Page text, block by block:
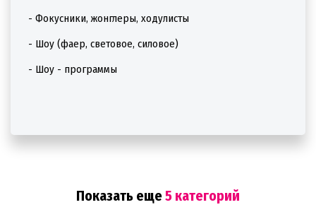
- Фокусники, жонглеры, ходулисты
- Шоу (фаер, световое, силовое)
- Шоу - программы
Показать еще5 категорий